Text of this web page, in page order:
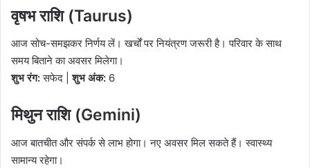
वृषभ राशि (Taurus)
आज सोच-समझकर निर्णय लें। खर्चों पर नियंत्रण जरूरी है। परिवार के साथ
समय बिताने का अवसर मिलेगा।
शुभ रंग:सफेद |शुभ अंक: 6
मिथुन राशि (Gemini)
आज बातचीत और संपर्क से लाभ होगा। नए अवसर मिल सकते हैं। स्वास्थ्य
सामान्य रहेगा।